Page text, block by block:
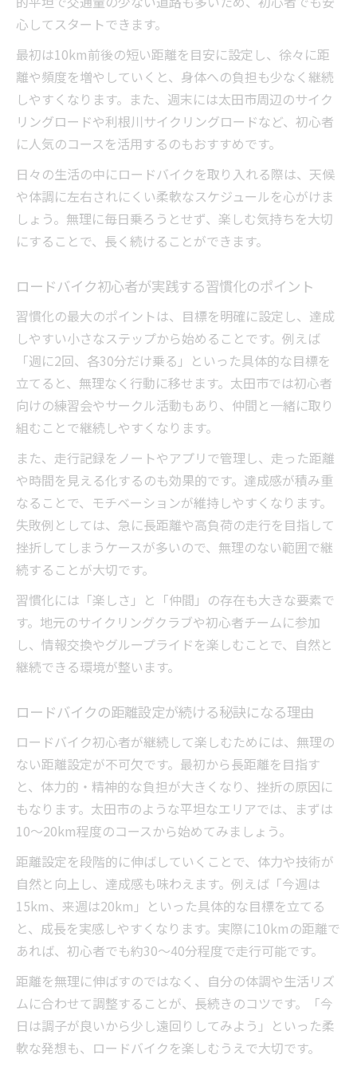
心してスタートできます。
最初は10km前後の短い距離を目安に設定し、徐々に距
離や頻度を増やしていくと、身体への負担も少なく継続
しやすくなります。また、週末には太田市周辺のサイク
リングロードや利根川サイクリングロードなど、初心者
に人気のコースを活用するのもおすすめです。
日々の生活の中にロードバイクを取り入れる際は、天候
や体調に左右されにくい柔軟なスケジュールを心がけま
しょう。無理に毎日乗ろうとせず、楽しむ気持ちを大切
にすることで、長く続けることができます。
ロードバイク初心者が実践する習慣化のポイント
習慣化の最大のポイントは、目標を明確に設定し、達成
しやすい小さなステップから始めることです。例えば
「週に2回、各30分だけ乗る」といった具体的な目標を
立てると、無理なく行動に移せます。太田市では初心者
向けの練習会やサークル活動もあり、仲間と一緒に取り
組むことで継続しやすくなります。
また、走行記録をノートやアプリで管理し、走った距離
や時間を見える化するのも効果的です。達成感が積み重
なることで、モチベーションが維持しやすくなります。
失敗例としては、急に長距離や高負荷の走行を目指して
挫折してしまうケースが多いので、無理のない範囲で継
続することが大切です。
習慣化には「楽しさ」と「仲間」の存在も大きな要素で
す。地元のサイクリングクラブや初心者チームに参加
し、情報交換やグループライドを楽しむことで、自然と
継続できる環境が整います。
ロードバイクの距離設定が続ける秘訣になる理由
ロードバイク初心者が継続して楽しむためには、無理の
ない距離設定が不可欠です。最初から長距離を目指す
と、体力的・精神的な負担が大きくなり、挫折の原因に
もなります。太田市のような平坦なエリアでは、まずは
10～20km程度のコースから始めてみましょう。
距離設定を段階的に伸ばしていくことで、体力や技術が
自然と向上し、達成感も味わえます。例えば「今週は
15km、来週は20km」といった具体的な目標を立てる
と、成長を実感しやすくなります。実際に10kmの距離で
あれば、初心者でも約30～40分程度で走行可能です。
距離を無理に伸ばすのではなく、自分の体調や生活リズ
ムに合わせて調整することが、長続きのコツです。「今
日は調子が良いから少し遠回りしてみよう」といった柔
軟な発想も、ロードバイクを楽しむうえで大切です。